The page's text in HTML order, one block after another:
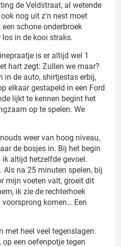
de Veldstraat, al wetende
nog uit z’n nest moet
schone onderbroek
los in de kooi straks.
is er altijd wel 1
hart zegt: Zullen we maar?
in de auto, shirtjestas erbij,
elkaar gestapeld in een Ford
lijkt te kennen begint het
op te spelen. We
weer van hoog niveau,
de bosjes in. Bij het begin
altijd hetzelfde gevoel.
Als na 25 minuten spelen, bij
mijn voeten valt, groeit dit
ik zie de rechterhoek
komen… Een
met heel veel tegenslagen.
een oefenpotje tegen